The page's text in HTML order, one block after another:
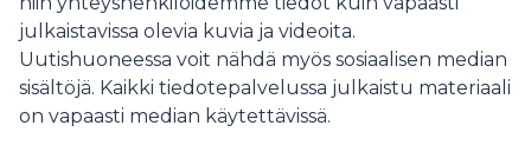
julkaistavissa olevia kuvia ja videoita.
Uutishuoneessa voit nähdä myös sosiaalisen median
sisältöjä. Kaikki tiedotepalvelussa julkaistu materiaali
on vapaasti median käytettävissä.